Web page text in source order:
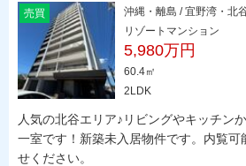
売買
沖縄・離島 / 宜野湾・北
リゾートマンション
5,980万円
60.4㎡
2LDK
人気の北谷エリア♪リビングやキッチン
一室です！新築未入居物件です。内覧可
せください。